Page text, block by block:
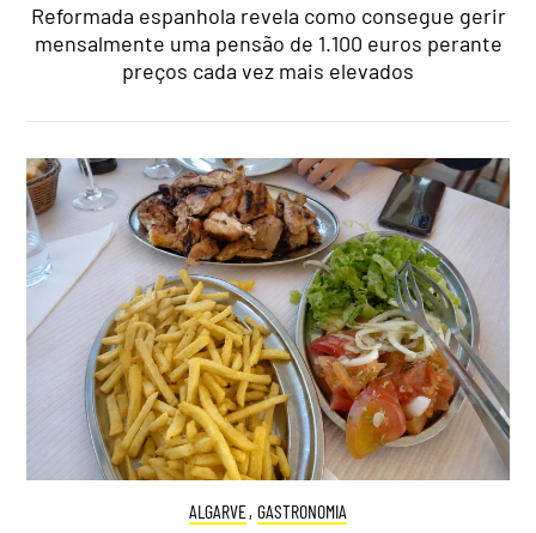
Reformada espanhola revela como consegue gerir
mensalmente uma pensão de 1.100 euros perante
preços cada vez mais elevados
ALGARVE, GASTRONOMIA